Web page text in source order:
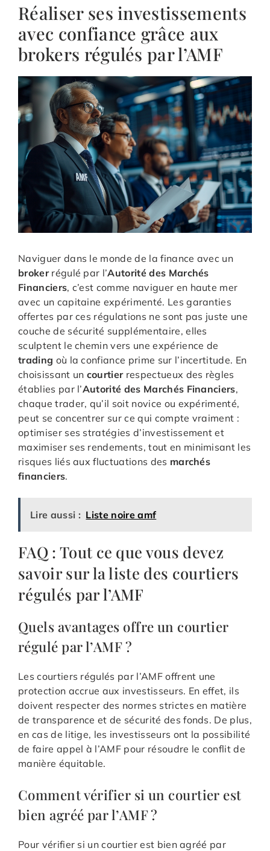
Réaliser ses investissements
avec confiance grâce aux
brokers régulés par l’AMF
Naviguer dans le monde de la finance avec un
brokerrégulé par l’Autorité des Marchés
Financiers, c’est comme naviguer en haute mer
avec un capitaine expérimenté. Les garanties
offertes par ces régulations ne sont pas juste une
couche de sécurité supplémentaire, elles
sculptent le chemin vers une expérience de
trading où la confiance prime sur l’incertitude. En
choisissant un courtierrespectueux des règles
établies par l’Autorité des Marchés Financiers,
chaque trader, qu’il soit novice ou expérimenté,
peut se concentrer sur ce qui compte vraiment :
optimiser ses stratégies d’investissement et
maximiser ses rendements, tout en minimisant les
risques liés aux fluctuations des marchés
financiers.
Lire aussi : Liste noire amf
FAQ : Tout ce que vous devez
savoir sur la liste des courtiers
régulés par l’AMF
Quels avantages offre un courtier
régulé par l’AMF ?
Les courtiers régulés par l’AMF offrent une
protection accrue aux investisseurs. En effet, ils
doivent respecter des normes strictes en matière
de transparence et de sécurité des fonds. De plus,
en cas de litige, les investisseurs ont la possibilité
de faire appel à l’AMF pour résoudre le conflit de
manière équitable.
Comment vérifier si un courtier est
bien agréé par l’AMF ?
Pour vérifier si un courtier est bien agréé par